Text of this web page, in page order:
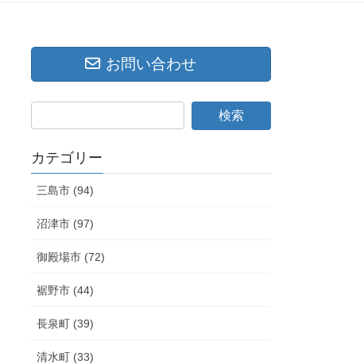
お問い合わせ
カテゴリー
三島市 (94)
沼津市 (97)
御殿場市 (72)
裾野市 (44)
長泉町 (39)
清水町 (33)